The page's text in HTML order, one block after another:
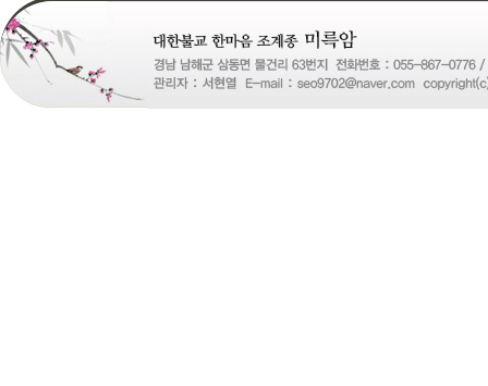
즐
비
아
탑-